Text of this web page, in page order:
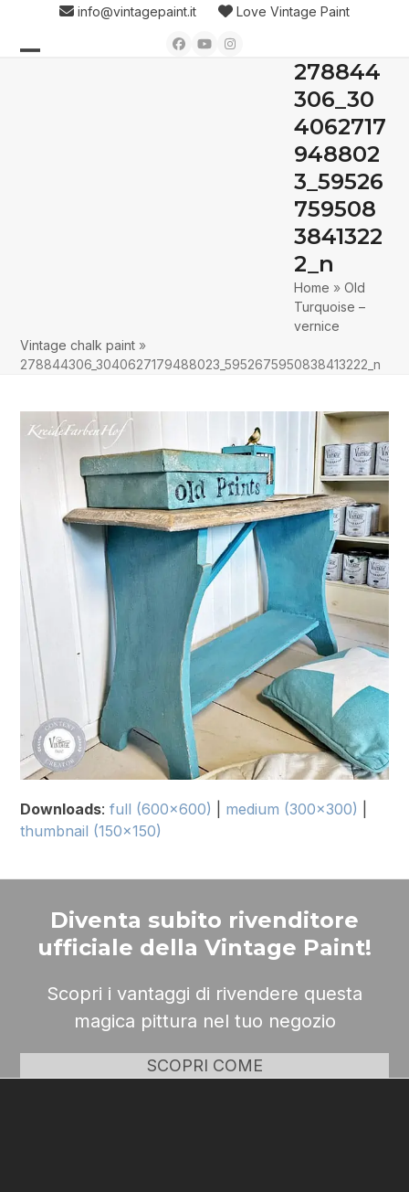
content
info@vintagepaint.it Love Vintage Paint
Facebook
YouTubeInstagram
278844
306_30
4062717
948802
3_59526
759508
3841322
2_n
Home »Old
Turquoise –
vernice
Vintage chalk paint »
278844306_3040627179488023_5952675950838413222_n
Downloads:full (600x600) medium (300x300)
thumbnail (150x150)
Diventa subito rivenditore
ufficiale della Vintage Paint!
Scopri i vantaggi di rivendere questa
magica pittura nel tuo negozio
SCOPRI COME